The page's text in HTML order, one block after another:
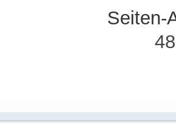
Seiten-